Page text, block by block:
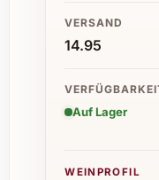
VERSAND
14.95
Auf Lager
WEINPROFIL